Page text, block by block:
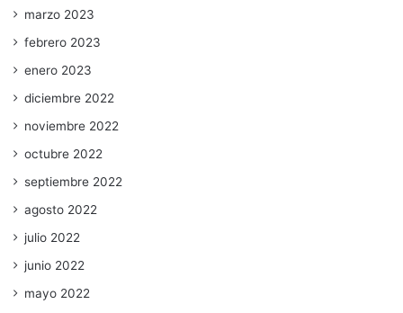
marzo 2023
febrero 2023
enero 2023
diciembre 2022
noviembre 2022
octubre 2022
septiembre 2022
agosto 2022
julio 2022
junio 2022
mayo 2022